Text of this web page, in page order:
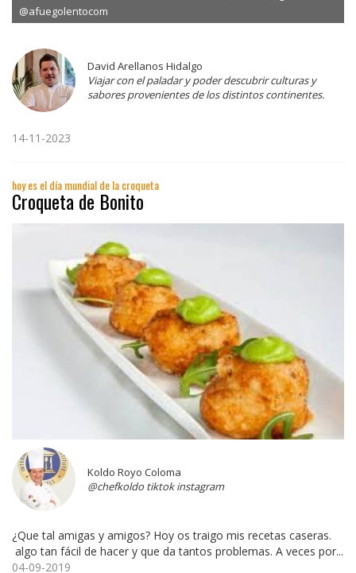
@afuegolentocom
David Arellanos Hidalgo
Viajar con el paladar y poder descubrir culturas y
sabores provenientes de los distintos continentes.
14-11-2023
hoy es el día mundial de la croqueta
Croqueta de Bonito
Koldo Royo Coloma
@chefkoldo tiktok instagram
¿Que tal amigas y amigos? Hoy os traigo mis recetas caseras.
algo tan fácil de hacer y que da tantos problemas. A veces por...
04-09-2019